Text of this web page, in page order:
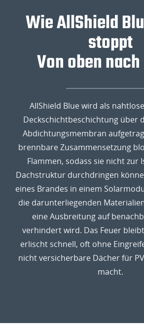
Wie AllShield
stoppt
Von oben
AllShield Blue wird als
Deckschichtbeschichtung über
Abdichtungsmembran
brennbare Zusammensetzung
Flammen, sodass sie nicht zur
Dachstruktur durchdringen
eines Brandes in einem
die darunterliegenden
eine Ausbreitung auf
verhindert wird. Das Feuer
erlischt schnell, oft ohne
nicht versicherbare Dächer für
macht.